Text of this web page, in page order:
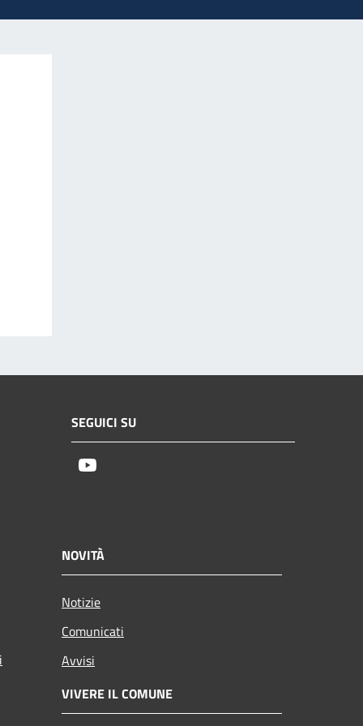
SEGUICI SU
NOVITÀ
Notizie
Comunicati
Avvisi
VIVERE IL COMUNE